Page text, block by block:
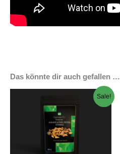
Das könnte dir auch gefallen …
Sale!